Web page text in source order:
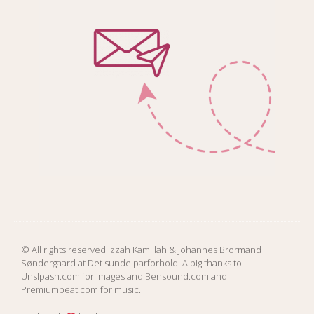
© All rights reserved Izzah Kamillah & Johannes Brormand
Søndergaard at Det sunde parforhold. A big thanks to
Unslpash.com for images and Bensound.com and
Premiumbeat.com for music.